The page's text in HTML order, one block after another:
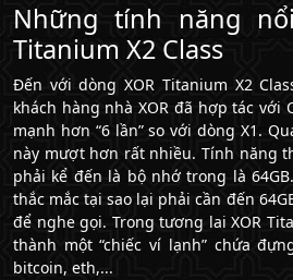
Những tính năng
Titanium X2 Class
Đến với dòng XOR Titanium X2
khách hàng nhà XOR đã hợp tác với
mạnh hơn “6 lần” so với dòng X1.
này mượt hơn rất nhiều. Tính năng
phải kể đến là bộ nhớ trong là
thắc mắc tại sao lại phải cần đến
để nghe gọi. Trong tương lai XOR
thành một “chiếc ví lạnh” chứa
bitcoin, eth,...